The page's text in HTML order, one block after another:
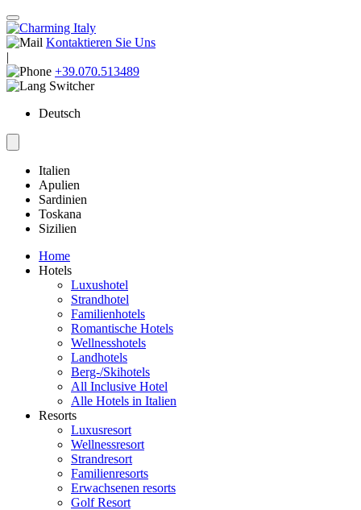
Kontaktieren Sie Uns
|
+39.070.513489
Deutsch
Italien
Apulien
Sardinien
Toskana
Sizilien
Home
Hotels
Luxushotel
Strandhotel
Familienhotels
Romantische Hotels
Wellnesshotels
Landhotels
Berg-/Skihotels
All Inclusive Hotel
Alle Hotels in Italien
Resorts
Luxusresort
Wellnessresort
Strandresort
Familienresorts
Erwachsenen resorts
Golf Resort